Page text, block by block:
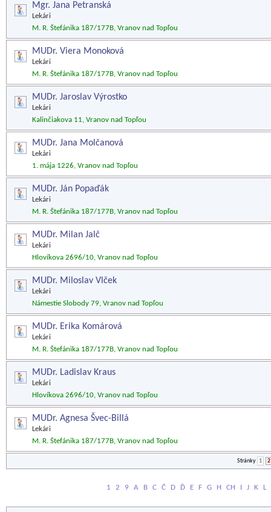
Mgr. Jana Petranská
Lekári
M. R. Štefánika 187/177B, Vranov nad Topľou
MUDr. Viera Monoková
Lekári
M. R. Štefánika 187/177B, Vranov nad Topľou
MUDr. Jaroslav Výrostko
Lekári
Kalinčiakova 11, Vranov nad Topľou
MUDr. Jana Molčanová
Lekári
1. mája 1226, Vranov nad Topľou
MUDr. Ján Popaďák
Lekári
M. R. Štefánika 187/177B, Vranov nad Topľou
MUDr. Milan Jalč
Lekári
Hlovíkova 2696/10, Vranov nad Topľou
MUDr. Miloslav Vlček
Lekári
Námestie Slobody 79, Vranov nad Topľou
MUDr. Erika Komárová
Lekári
M. R. Štefánika 187/177B, Vranov nad Topľou
MUDr. Ladislav Kraus
Lekári
Hlovíkova 2696/10, Vranov nad Topľou
MUDr. Agnesa Švec-Billá
Lekári
M. R. Štefánika 187/177B, Vranov nad Topľou
Stránky 1 2
1 2 9 A B C Č D Ď E F G H CH I J K L